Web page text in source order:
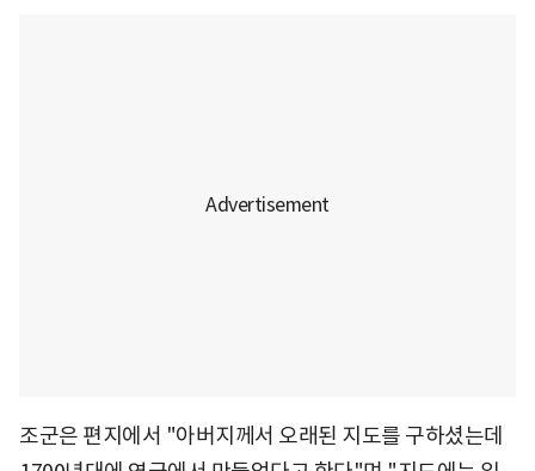
조군은 편지에서 "아버지께서 오래된 지도를 구하셨는데